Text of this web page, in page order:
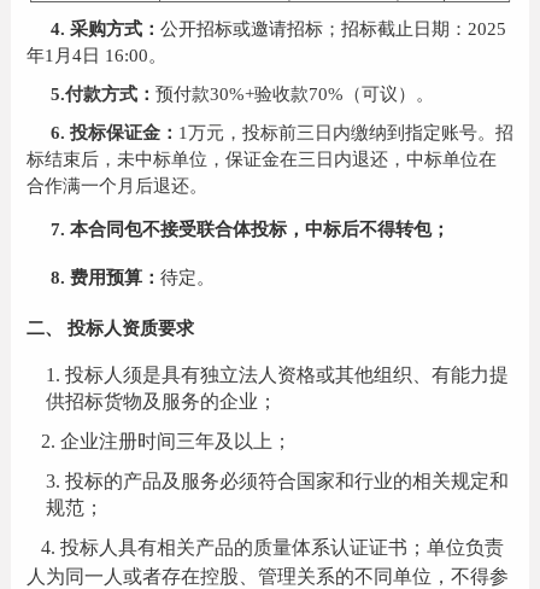
4. 采购方式： 公开招标或邀请招标；招标截止日期：2025
年1月 4日 16:00。
5.付款方式： 预付款30%+验收款70% （可议） 。
6. 投标保证金： 1万元，投标前三日内缴纳到指定账号。招
标结束后，未中标单位，保证金在三日内退还，中标单位在
合作满一个月后退还。
7. 本合同包不接受联合体投标，中标后不得转包；
8. 费用预算： 待定。
二、 投标人资质要求
1 . 投标人须是具有独立法人资格或其他组织、有能力提
供招标货物及服务的企业；
2. 企业注册时间三年及以上；
3. 投标的产品及服务必须符合国家和行业的相关规定和
规范；
4. 投标人具有相关产品的质量体系认证证书；单位负责
人为同一人或者存在控股、管理关系的不同单位，不得参